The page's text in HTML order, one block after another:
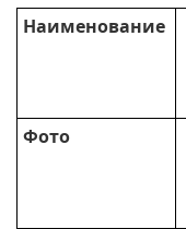
Наименование
Фото